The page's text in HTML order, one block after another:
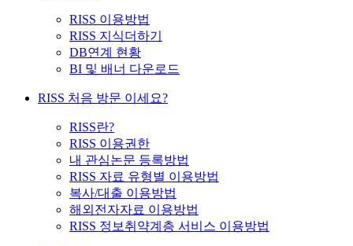
RISS 이용방법
RISS 지식더하기
DB연계 현황
BI 및 배너 다운로드
RISS 처음 방문 이세요?
RISS란?
RISS 이용권한
내 관심논문 등록방법
RISS 자료 유형별 이용방법
복사/대출 이용방법
해외전자자료 이용방법
RISS 정보취약계층 서비스 이용방법